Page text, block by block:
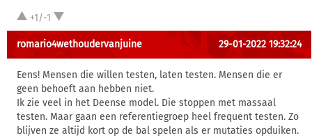
+1/-1
romario4wethoudervanjuine 29-01-2022 19:32:24
Eens! Mensen die willen testen, laten testen. Mensen die er
geen behoeft aan hebben niet.
Ik zie veel in het Deense model. Die stoppen met massaal
testen. Maar gaan een referentiegroep heel frequent testen. Zo
blijven ze altijd kort op de bal spelen als er mutaties opduiken.